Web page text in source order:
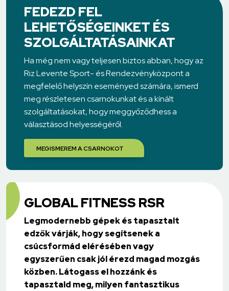
FEDEZD FEL
LEHETŐSÉGEINKET ÉS
SZOLGÁLTATÁSAINKAT
Ha még nem vagy teljesen biztos abban, hogy az
Riz Levente Sport- és Rendezvényközpont a
megfelelő helyszín eseményed számára, ismerd
meg részletesen csarnokunkat és a kínált
szolgáltatásokat, hogy meggyőződhess a
választásod helyességéről.
MEGISMEREM A CSARNOKOT
GLOBAL FITNESS RSR
Legmodernebb gépek és tapasztalt
edzők várják, hogy segítsenek a
csúcsformád elérésében vagy
egyszerűen csak jól érezd magad mozgás
közben. Látogass el hozzánk és
tapasztald meg, milyen fantasztikus